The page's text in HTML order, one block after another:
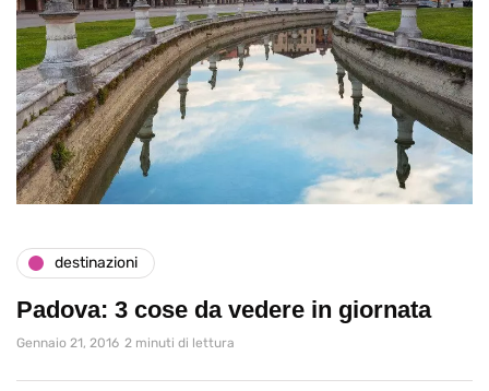
destinazioni
Padova: 3 cose da vedere in giornata
Gennaio 21, 2016 2 minuti di lettura